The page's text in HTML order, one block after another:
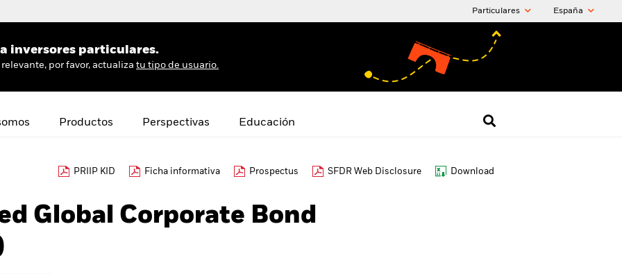
Particulares España
inversores particulares.
por favor, actualiza tu tipo de usuario.
Productos Perspectivas Educación
PRIIP KID Ficha informativa Prospectus SFDR Web Disclosure Download
Global Corporate Bond